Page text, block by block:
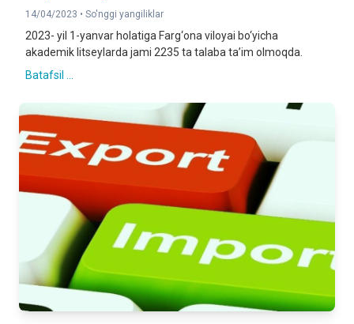
14/04/2023 • So'nggi yangiliklar
2023- yil 1-yanvar holatiga Farg‘ona viloyai bo‘yicha
akademik litseylarda jami 2235 ta talaba ta’im olmoqda.
Batafsil ...